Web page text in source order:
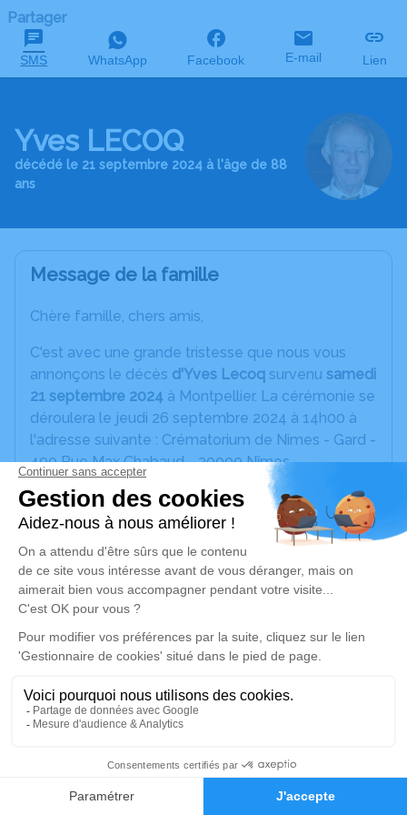
Faire-part Hommages
Partager
SMS WhatsApp Facebook E-mail Lien
Yves LECOQ
décédé le 21 septembre 2024 à l'âge de 88
ans
Message de la famille
Chère famille, chers amis,
C'est avec une grande tristesse que nous vous
annonçons le décès d'Yves Lecoq survenu samedi
21 septembre 2024 à Montpellier. La cérémonie se
déroulera le jeudi 26 septembre 2024 à 14h00 à
l'adresse suivante : Crématorium de Nimes - Gard -
490 Rue Max Chabaud - 30000 Nîmes.
Cet espace privé est destiné à recueillir vos
condoléances ou le souvenir d’un moment passé.
Un service de plantation d’arbre hommage est
disponible ici.
Je rends hommage
Cérémonie civile
jeudi 26 septembre 2024 à 14h00
490 Rue Max Chabaud